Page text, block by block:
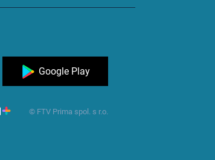
Google Play
© FTV Prima spol. s r.o.